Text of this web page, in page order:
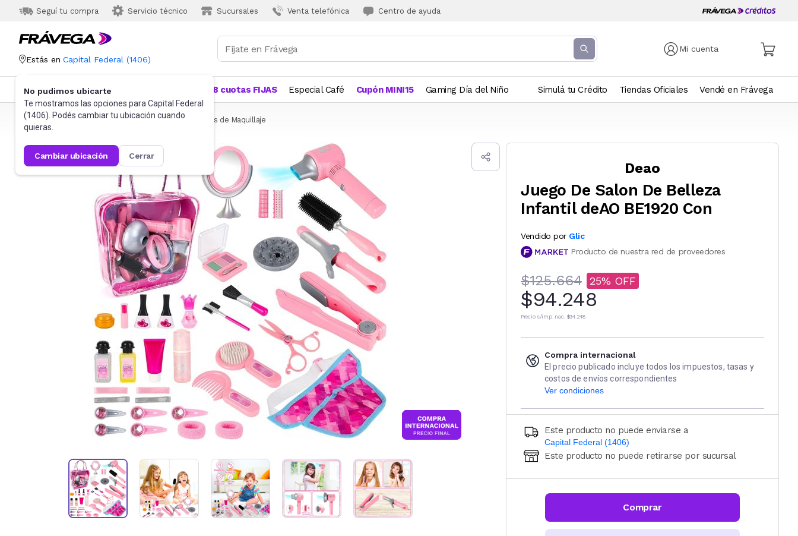
Seguí tu compra Servicio técnico Sucursales Venta telefónica Centro de ayuda
Mi cuenta
Estás en Capital Federal (1406)
No pudimos ubicarte
Te mostramos las opciones para Capital Federal
(1406). Podés cambiar tu ubicación cuando
quieras.
cambiar ubicación cerrar
Categorías Más Vendidos 18 cuotas FIJAS Especial Café Cupón MINI15 Gaming Día del Niño Simulá tu Crédito Tiendas Oficiales Vendé en Frávega
Frávega Juguetes y Juegos Sets y otros Juegos de Maquillaje
Deao
Juego De Salon De Belleza
Infantil deAO BE1920 Con
Vendido por Glic
Producto de nuestra red de proveedores
$125.664 25
$94.248
Precio s/imp. nac. $94.248
Compra internacional
El precio publicado incluye todos los impuestos, tasas y
costos de envíos correspondientes
Ver condiciones
Este producto no puede enviarse a
Capital Federal (1406)
Ingresá código postal (sólo números)
CALCULAR
Este producto no puede retirarse por sucursal
Comprar